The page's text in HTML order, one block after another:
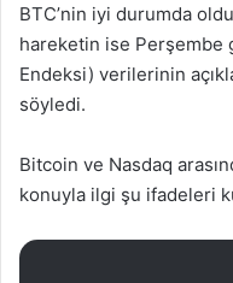
BTC’nin iyi durumda
hareketin ise Perşembe
Endeksi) verilerinin
söyledi.
Bitcoin ve Nasdaq
konuyla ilgi şu ifadeleri